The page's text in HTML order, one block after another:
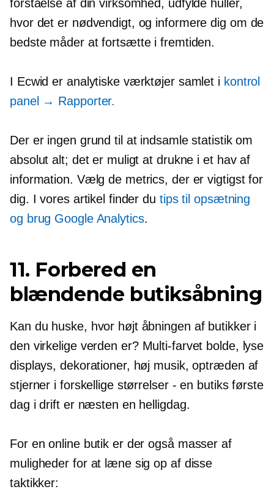
forståelse af din virksomhed, udfylde huller,
hvor det er nødvendigt, og informere dig om de
bedste måder at fortsætte i fremtiden.
I Ecwid er analytiske værktøjer samlet i kontrol
panel → Rapporter.
Der er ingen grund til at indsamle statistik om
absolut alt; det er muligt at drukne i et hav af
information. Vælg de metrics, der er vigtigst for
dig. I vores artikel finder du tips til opsætning
og brug Google Analytics.
11. Forbered en
blændende butiksåbning
Kan du huske, hvor højt åbningen af ​​butikker i
den virkelige verden er? Multi-farvet bolde, lyse
displays, dekorationer, høj musik, optræden af ​​
stjerner i forskellige størrelser - en butiks første
dag i drift er næsten en helligdag.
For en online butik er der også masser af
muligheder for at læne sig op af disse
taktikker: